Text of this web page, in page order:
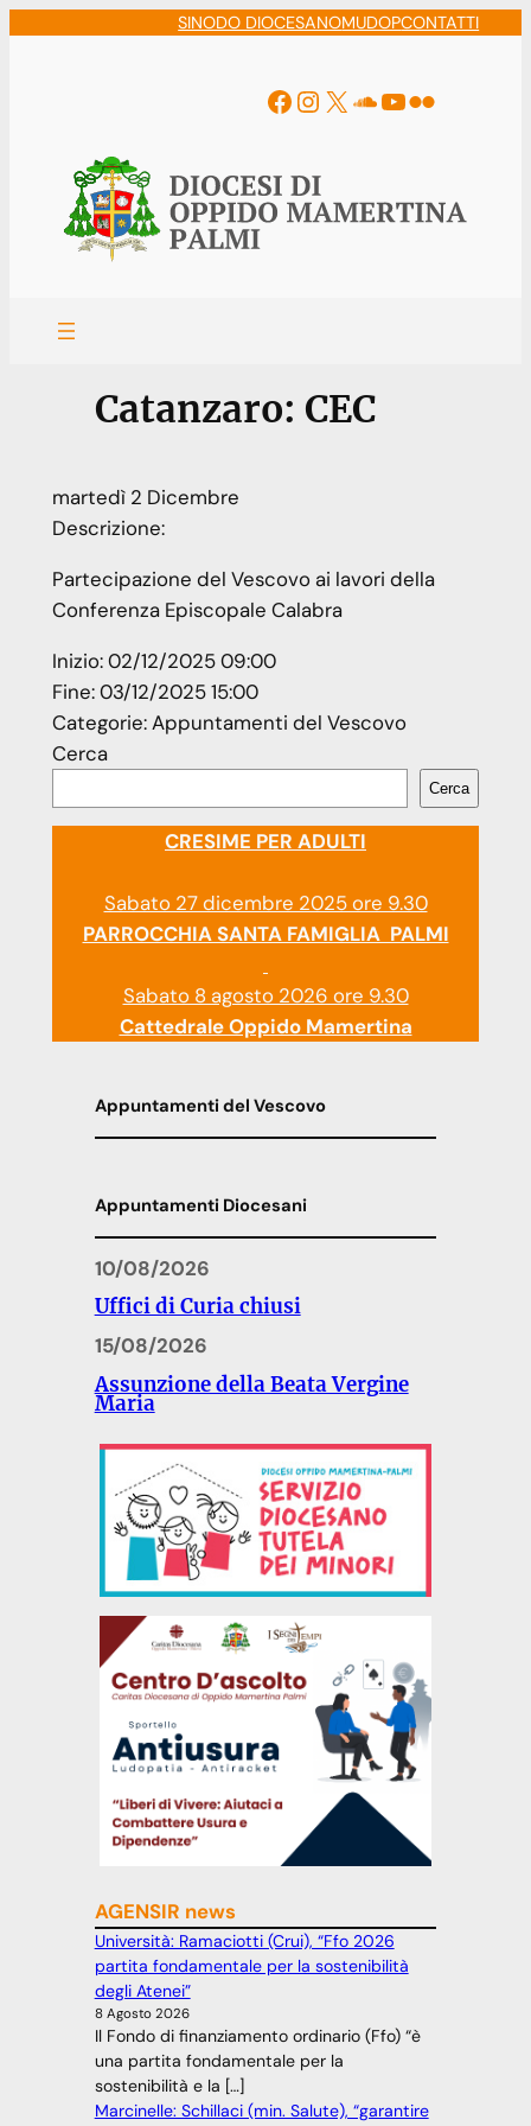
SINODO DIOCESANOMUDOPCONTATTI
Facebook
Instagram
X Soundcloud
YouTube
Flickr
Catanzaro: CEC
martedì 2 Dicembre
Descrizione:
Partecipazione del Vescovo ai lavori della
Conferenza Episcopale Calabra
Inizio:02/12/2025 09:00
Fine:03/12/2025 15:00
Categorie:Appuntamenti del Vescovo
Cerca
Cerca
CRESIME PER ADULTI
Sabato 27 dicembre 2025 ore 9.30
PARROCCHIA SANTA FAMIGLIA PALMI
Sabato 8 agosto 2026 ore 9.30
Cattedrale Oppido Mamertina
Appuntamenti del Vescovo
Appuntamenti Diocesani
10/08/2026
Uffici di Curia chiusi
15/08/2026
Assunzione della Beata Vergine
Maria
AGENSIR news
Università: Ramaciotti (Crui), “Ffo 2026
partita fondamentale per la sostenibilità
degli Atenei”
8 Agosto 2026
Il Fondo di finanziamento ordinario (Ffo) “è
una partita fondamentale per la
sostenibilità e la […]
Marcinelle: Schillaci (min. Salute), “garantire